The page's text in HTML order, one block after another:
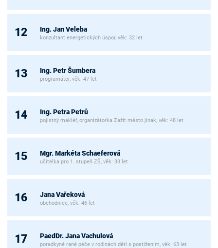
12 Ing. Jan Veleba
konzultant energetických úspor, věk: 32 let
13 Ing. Petr Šumbera
programátor, věk: 47 let
14 Ing. Petra Petrů
pojistný makléř, organizátorka Zažít město jinak, věk: 48 let
15 Mgr. Markéta Schaeferová
učitelka pro 1. stupeň ZŠ, věk: 33 let
16 Jana Vařeková
obchodnice, věk: 46 let
17 PaedDr. Jana Vachulová
poradkyně rané péče v rodinách dětí s postižením, věk: 63 let